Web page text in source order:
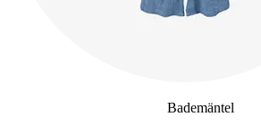
Bademäntel